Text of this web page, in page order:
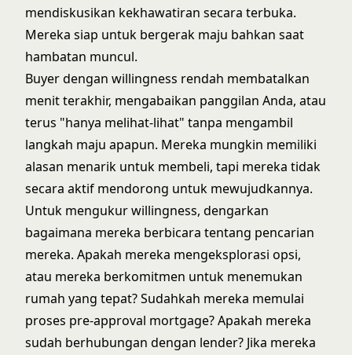
mendiskusikan kekhawatiran secara terbuka.
Mereka siap untuk bergerak maju bahkan saat
hambatan muncul.
Buyer dengan willingness rendah membatalkan
menit terakhir, mengabaikan panggilan Anda, atau
terus "hanya melihat-lihat" tanpa mengambil
langkah maju apapun. Mereka mungkin memiliki
alasan menarik untuk membeli, tapi mereka tidak
secara aktif mendorong untuk mewujudkannya.
Untuk mengukur willingness, dengarkan
bagaimana mereka berbicara tentang pencarian
mereka. Apakah mereka mengeksplorasi opsi,
atau mereka berkomitmen untuk menemukan
rumah yang tepat? Sudahkah mereka memulai
proses pre-approval mortgage? Apakah mereka
sudah berhubungan dengan lender? Jika mereka